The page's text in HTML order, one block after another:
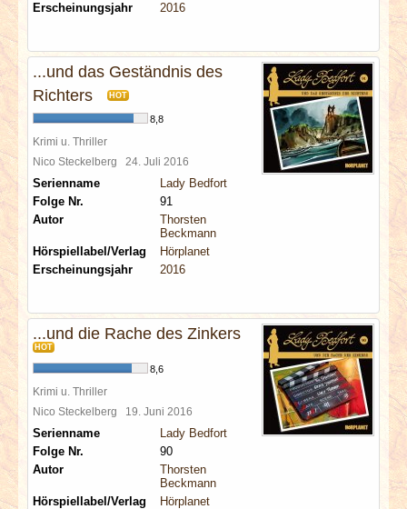
Erscheinungsjahr
2016
...und das Geständnis des
Richters
HOT
8,8
Krimi u. Thriller
Nico Steckelberg 24. Juli 2016
Serienname
Lady Bedfort
Folge Nr.
91
Autor
Thorsten
Beckmann
Hörspiellabel/Verlag
Hörplanet
Erscheinungsjahr
2016
...und die Rache des Zinkers
HOT
8,6
Krimi u. Thriller
Nico Steckelberg 19. Juni 2016
Serienname
Lady Bedfort
Folge Nr.
90
Autor
Thorsten
Beckmann
Hörspiellabel/Verlag
Hörplanet